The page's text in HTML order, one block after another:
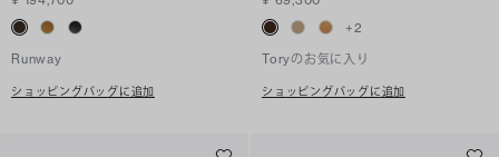
Runway
ショッピングバッグに追加
+2
Toryのお気に入り
ショッピングバッグに追加